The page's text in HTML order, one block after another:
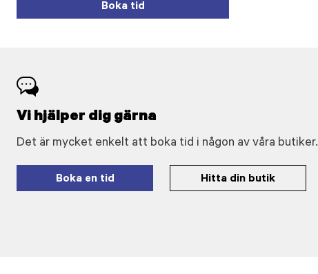
Boka tid
Vi hjälper dig gärna
Det är mycket enkelt att boka tid i någon av våra butiker.
Boka en tid Hitta din butik